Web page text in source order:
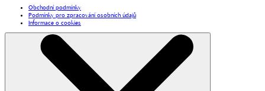
Obchodní podmínky
Podmínky pro zpracování osobních údajů
Informace o cookies